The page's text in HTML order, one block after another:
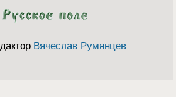
Вячеслав Румянцев